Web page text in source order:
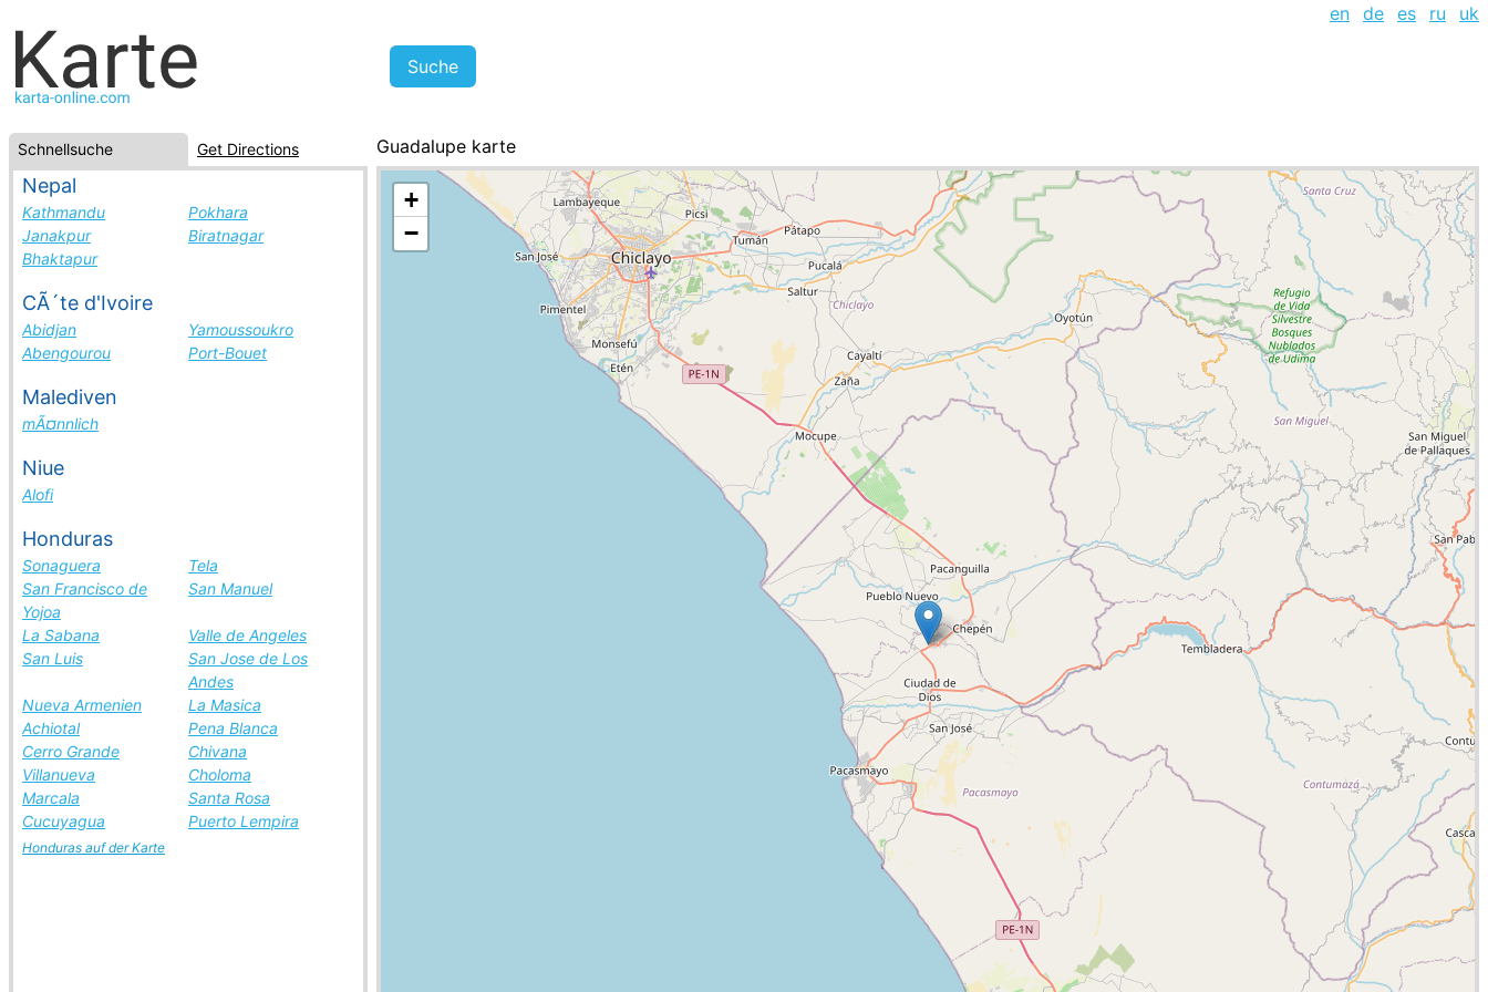
en de es ru uk
Schnellsuche Get Directions
Nepal
Kathmandu
Pokhara
Janakpur
Biratnagar
Bhaktapur
CÃ´te d'Ivoire
Abidjan
Yamoussoukro
Abengourou
Port-Bouet
Malediven
mÃ¤nnlich
Niue
Alofi
Honduras
Sonaguera
Tela
San Francisco de
Yojoa
San Manuel
La Sabana
Valle de Angeles
San Luis
San Jose de Los
Andes
Nueva Armenien
La Masica
Achiotal
Pena Blanca
Cerro Grande
Chivana
Villanueva
Choloma
Marcala
Santa Rosa
Cucuyagua
Puerto Lempira
Honduras auf der Karte
Guadalupe karte
Peru, Städte-Liste
+
−